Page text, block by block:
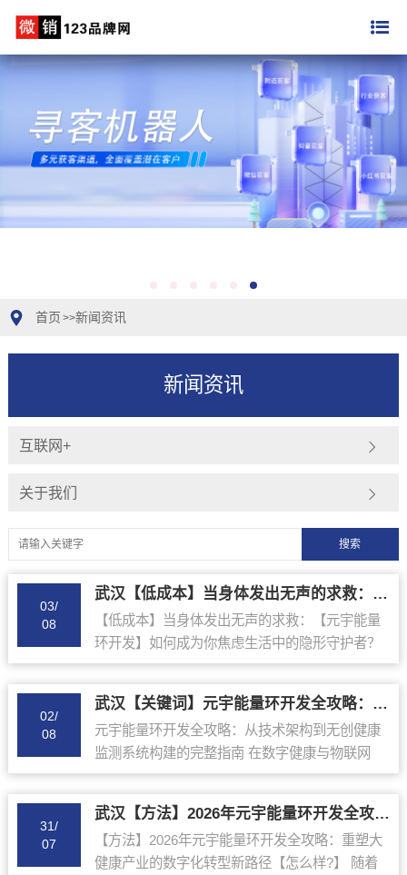
首页 >>新闻资讯
新闻资讯
互联网+
关于我们
03/
08
武汉【低成本】当身体发出无声的求救：【元宇能量环开发】如何成为你焦虑生活中的隐形守护者？【怎么样?】
【低成本】当身体发出无声的求救：【元宇能量
环开发】如何成为你焦虑生活中的隐形守护者？
【怎么样?】 你是否也曾有过这样的时刻：深夜
两点，屏幕的蓝光映照着疲惫的脸，指尖在键盘
上机械地...
02/
08
武汉【关键词】元宇能量环开发全攻略：从技术架构到【无创健康监测系统构建】的完整指南【很重要?】
元宇能量环开发全攻略：从技术架构到无创健康
监测系统构建的完整指南 在数字健康与物联网
（IoT）技术高速发展的今天，元宇能量环开发已
成为大健康产业数字化转型的核心焦点。本文将
深入解...
31/
07
武汉【方法】2026年元宇能量环开发全攻略：重塑大健康产业的数字化转型新路径【怎么样?】
【方法】2026年元宇能量环开发全攻略：重塑大
健康产业的数字化转型新路径【怎么样?】 随着